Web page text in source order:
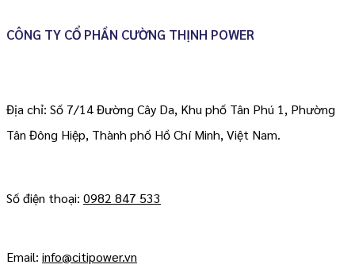
CÔNG TY CỔ PHẦN CƯỜNG THỊNH POWER
Địa chỉ: Số 7/14 Đường Cây Da, Khu phố Tân Phú 1, Phường
Tân Đông Hiệp, Thành phố Hồ Chí Minh, Việt Nam.
Số điện thoại: 0982 847 533
Email: info@citipower.vn